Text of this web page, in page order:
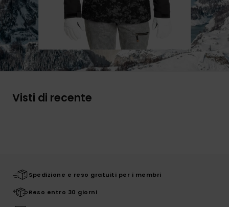
Visti di recente
Spedizione e reso gratuiti per i membri
Reso entro 30 giorni